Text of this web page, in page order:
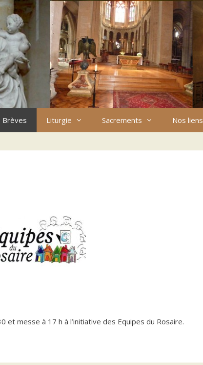
Brèves Liturgie Sacrements
Nos liens
et messe à 17 h à l’initiative des Equipes du Rosaire.